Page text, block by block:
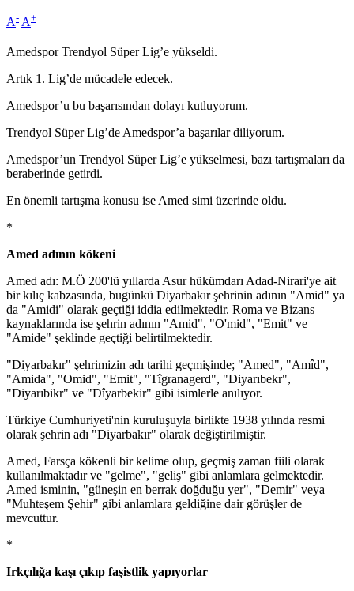
A- A+
Amedspor Trendyol Süper Lig’e yükseldi.
Artık 1. Lig’de mücadele edecek.
Amedspor’u bu başarısından dolayı kutluyorum.
Trendyol Süper Lig’de Amedspor’a başarılar diliyorum.
Amedspor’un Trendyol Süper Lig’e yükselmesi, bazı tartışmaları da
beraberinde getirdi.
En önemli tartışma konusu ise Amed simi üzerinde oldu.
*
Amed adının kökeni
Amed adı: M.Ö 200'lü yıllarda Asur hükümdarı Adad-Nirari'ye ait
bir kılıç kabzasında, bugünkü Diyarbakır şehrinin adının "Amid" ya
da "Amidi" olarak geçtiği iddia edilmektedir. Roma ve Bizans
kaynaklarında ise şehrin adının "Amid", "O'mid", "Emit" ve
"Amide" şeklinde geçtiği belirtilmektedir.
"Diyarbakır" şehrimizin adı tarihi geçmişinde; "Amed", "Amîd",
"Amida", "Omid", "Emit", "Tîgranagerd", "Diyarıbekr",
"Diyarıbikr" ve "Dîyarbekir" gibi isimlerle anılıyor.
Türkiye Cumhuriyeti'nin kuruluşuyla birlikte 1938 yılında resmi
olarak şehrin adı "Diyarbakır" olarak değiştirilmiştir.
Amed, Farsça kökenli bir kelime olup, geçmiş zaman fiili olarak
kullanılmaktadır ve "gelme", "geliş" gibi anlamlara gelmektedir.
Amed isminin, "güneşin en berrak doğduğu yer", "Demir" veya
"Muhteşem Şehir" gibi anlamlara geldiğine dair görüşler de
mevcuttur.
*
Irkçılığa kaşı çıkıp faşistlik yapıyorlar